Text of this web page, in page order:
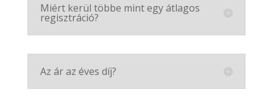
Miért kerül többe mint egy átlagos
regisztráció?
Az ár az éves díj?